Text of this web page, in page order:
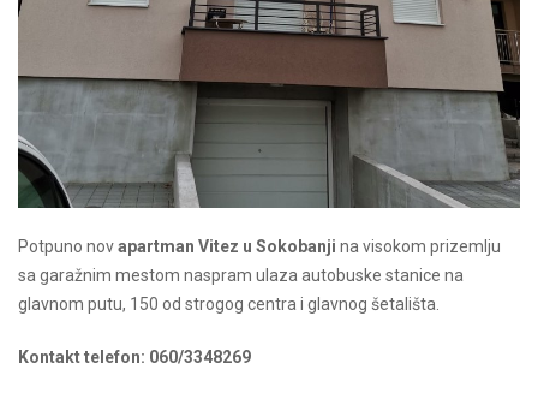
Potpuno novapartman Vitez u Sokobanji na visokom prizemlju
sa garažnim mestom naspram ulaza autobuske stanice na
glavnom putu, 150 od strogog centra i glavnog šetališta.
Kontakt telefon: 060/3348269